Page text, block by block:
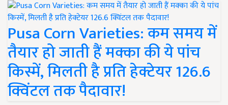
Pusa Corn Varieties: कम समय में
तैयार हो जाती हैं मक्का की ये पांच
किस्में, मिलती है प्रति हेक्टेयर 126.6
क्विंटल तक पैदावार!